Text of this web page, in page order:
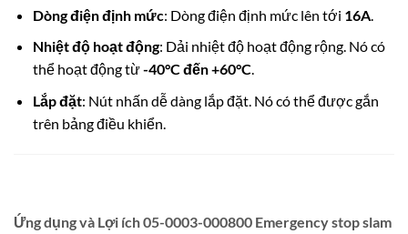
Dòng điện định mức: Dòng điện định mức lên tới 16A.
Nhiệt độ hoạt động: Dải nhiệt độ hoạt động rộng. Nó có
thể hoạt động từ-40°C đến +60°C.
Lắp đặt: Nút nhấn dễ dàng lắp đặt. Nó có thể được gắn
trên bảng điều khiển.
Ứng dụng và Lợi ích 05-0003-000800 Emergency stop slam